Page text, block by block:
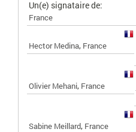
Un(e) signataire de:
France
Hector Medina, France
Olivier Mehani, France
Sabine Meillard, France